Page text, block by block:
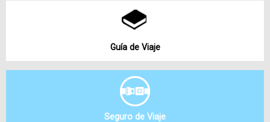
Guía de Viaje
Seguro de Viaje